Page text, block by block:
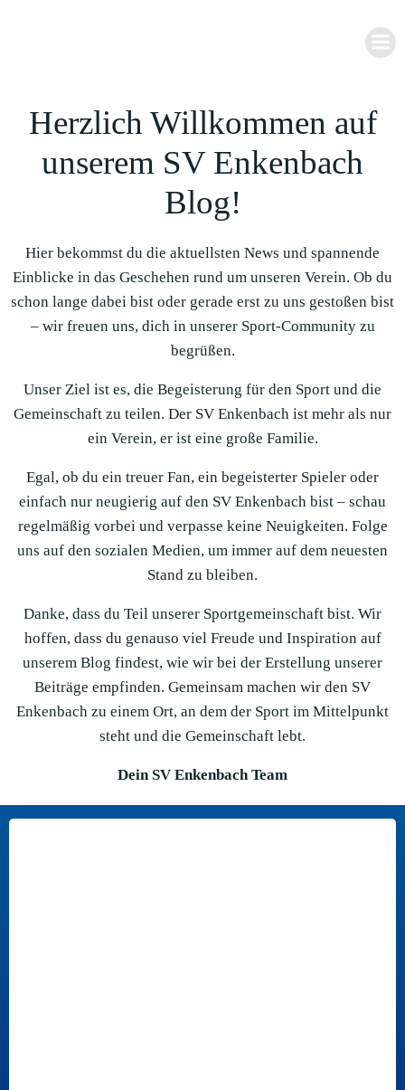
Herzlich Willkommen auf
unserem SV Enkenbach
Blog!
Hier bekommst du die aktuellsten News und spannende
Einblicke in das Geschehen rund um unseren Verein. Ob du
schon lange dabei bist oder gerade erst zu uns gestoßen bist
– wir freuen uns, dich in unserer Sport-Community zu
begrüßen.
Unser Ziel ist es, die Begeisterung für den Sport und die
Gemeinschaft zu teilen. Der SV Enkenbach ist mehr als nur
ein Verein, er ist eine große Familie.
Egal, ob du ein treuer Fan, ein begeisterter Spieler oder
einfach nur neugierig auf den SV Enkenbach bist – schau
regelmäßig vorbei und verpasse keine Neuigkeiten. Folge
uns auf den sozialen Medien, um immer auf dem neuesten
Stand zu bleiben.
Danke, dass du Teil unserer Sportgemeinschaft bist. Wir
hoffen, dass du genauso viel Freude und Inspiration auf
unserem Blog findest, wie wir bei der Erstellung unserer
Beiträge empfinden. Gemeinsam machen wir den SV
Enkenbach zu einem Ort, an dem der Sport im Mittelpunkt
steht und die Gemeinschaft lebt.
Dein SV Enkenbach Team